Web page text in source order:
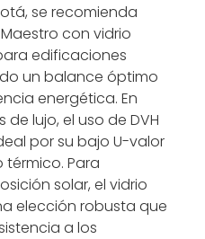
se recomienda
con vidrio
edificaciones
un balance óptimo
energética. En
lujo, el uso de DVH
por su bajo U-valor
térmico. Para
solar, el vidrio
elección robusta que
a los